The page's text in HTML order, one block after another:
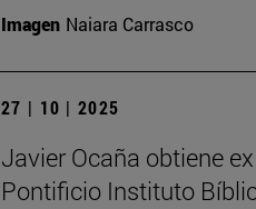
Imagen Naiara Carrasco
27 | 10 | 2025
Javier Ocaña obtiene
Pontificio Instituto